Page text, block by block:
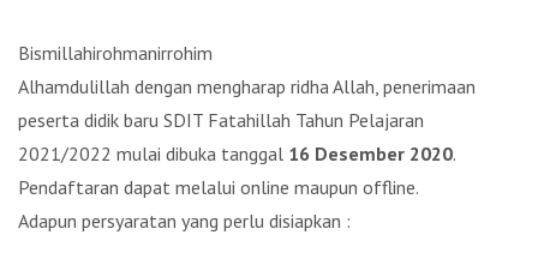
Bismillahirohmanirrohim
Alhamdulillah dengan mengharap ridha Allah, penerimaan
peserta didik baru SDIT Fatahillah Tahun Pelajaran
2021/2022 mulai dibuka tanggal 16 Desember 2020.
Pendaftaran dapat melalui online maupun offline.
Adapun persyaratan yang perlu disiapkan :